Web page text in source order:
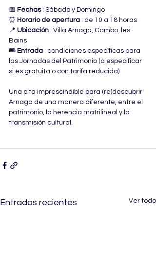
📅 Fechas : Sábado y Domingo
⏰ Horario de apertura : de 10 a 18 horas
📍 Ubicación : Villa Arnaga, Cambo-les-
Bains
🎟️ Entrada : condiciones específicas para
las Jornadas del Patrimonio (a especificar
si es gratuita o con tarifa reducida)
Una cita imprescindible para (re)descubrir
Arnaga de una manera diferente, entre el
patrimonio, la herencia matrilineal y la
transmisión cultural.
Entradas recientes Ver todo